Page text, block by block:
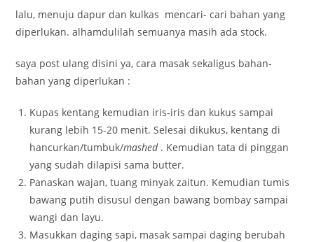
lalu, menuju dapur dan kulkas mencari- cari bahan yang
diperlukan. alhamdulilah semuanya masih ada stock.
saya post ulang disini ya, cara masak sekaligus bahan-
bahan yang diperlukan :
Kupas kentang kemudian iris-iris dan kukus sampai
kurang lebih 15-20 menit. Selesai dikukus, kentang di
hancurkan/tumbuk/mashed. Kemudian tata di pinggan
yang sudah dilapisi sama butter.
Panaskan wajan, tuang minyak zaitun. Kemudian tumis
bawang putih disusul dengan bawang bombay sampai
wangi dan layu.
Masukkan daging sapi, masak sampai daging berubah